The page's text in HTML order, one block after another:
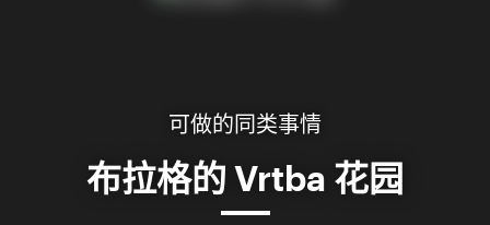
可做的同类事情
布拉格的 Vrtba 花园